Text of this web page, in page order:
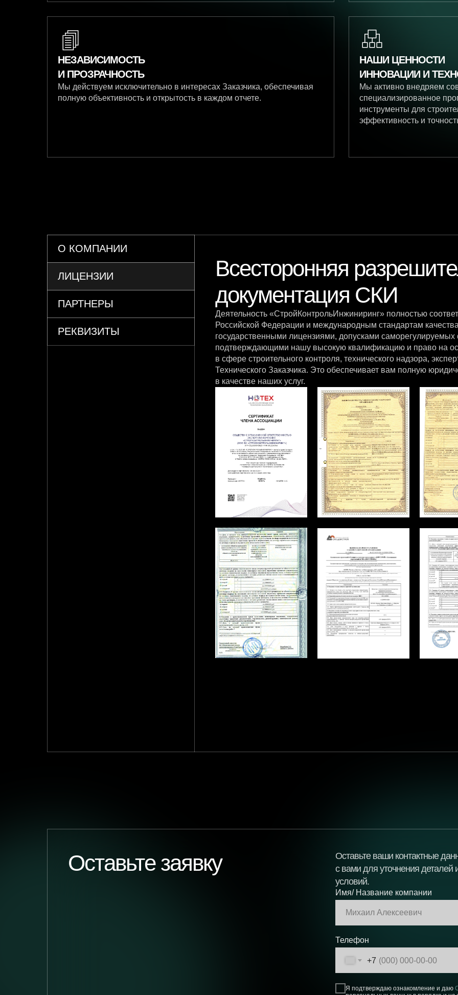
НАШИ ЦЕННОСТИ
ИННОВАЦИИ И
Мы активно внедряем
специализированное
инструменты для
эффективность и
НЕЗАВИСИМОСТЬ
И ПРОЗРАЧНОСТЬ
Мы действуем исключительно в интересах Заказчика, обеспечивая
полную объективность и открытость в каждом отчете.
РЕКВИЗИТЫ
ПАРТНЕРЫ
ЛИЦЕНЗИИ
О КОМПАНИИ
Всесторонняя
документация СКИ
Деятельность «СтройКонтрольИнжиниринг» полностью
Российской Федерации и международным стандартам
государственными лицензиями, допусками
подтверждающими нашу высокую квалификацию и право на
в сфере строительного контроля, технического надзора,
Технического Заказчика. Это обеспечивает вам полную
в качестве наших услуг.
Оставьте заявку
Оставьте ваши контактные
с вами для уточнения
условий.
Имя/ Название компании
Телефон
+7
Я подтверждаю ознакомление и даю